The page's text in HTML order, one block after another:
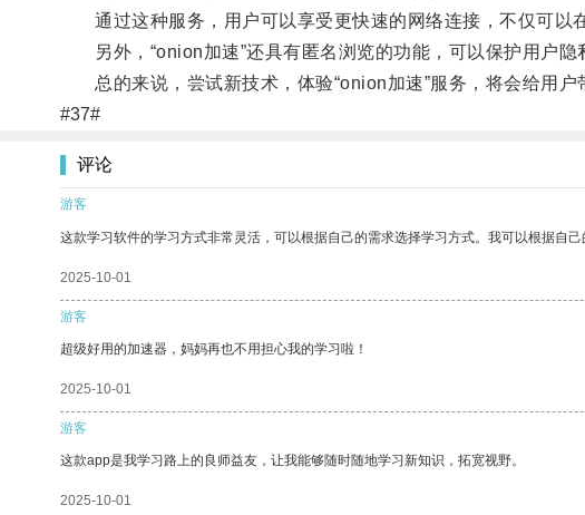
通过这种服务，用户可以享受更快速的网络连接，不仅可以
另外，“onion加速”还具有匿名浏览的功能，可以保护用户隐
总的来说，尝试新技术，体验“onion加速”服务，将会给用户
#37#
评论
游客
这款学习软件的学习方式非常灵活，可以根据自己的需求选择学习方式。我可以根据自己
2025-10-01
游客
超级好用的加速器，妈妈再也不用担心我的学习啦！
2025-10-01
游客
这款app是我学习路上的良师益友，让我能够随时随地学习新知识，拓宽视野。
2025-10-01